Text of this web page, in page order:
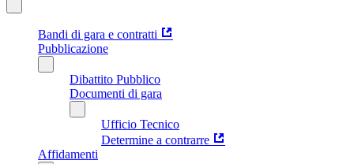
Bandi di gara e contratti
Pubblicazione
Dibattito Pubblico
Documenti di gara
Ufficio Tecnico
Determine a contrarre
Affidamenti